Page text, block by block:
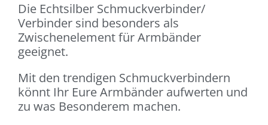
Die Echtsilber Schmuckverbinder/
Verbinder sind besonders als
Zwischenelement für Armbänder
geeignet.
Mit den trendigen Schmuckverbindern
könnt Ihr Eure Armbänder aufwerten und
zu was Besonderem machen.